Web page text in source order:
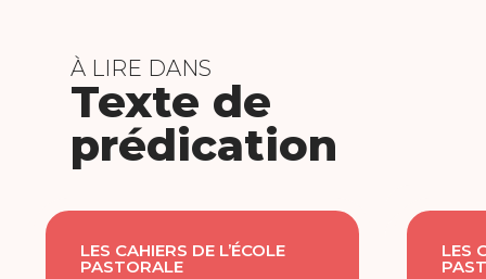
À LIRE DANS
Texte de
prédication
LES CAHIERS DE L’ÉCOLE
PASTORALE
LES